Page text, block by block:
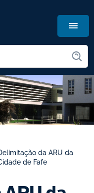
da ARU da
de Fafe